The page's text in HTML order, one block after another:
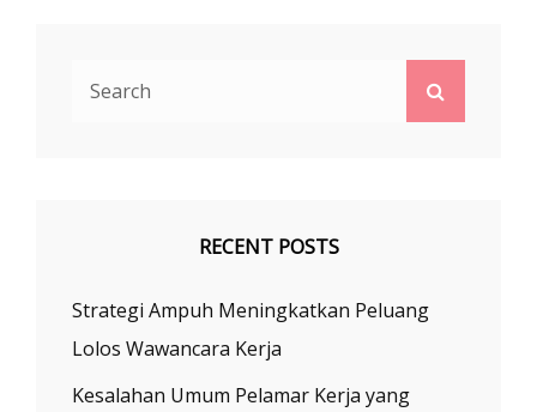
RECENT POSTS
Strategi Ampuh Meningkatkan Peluang
Lolos Wawancara Kerja
Kesalahan Umum Pelamar Kerja yang